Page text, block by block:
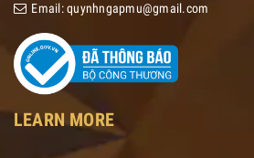
Email:quynhngapmu@gmail.com
LEARN MORE